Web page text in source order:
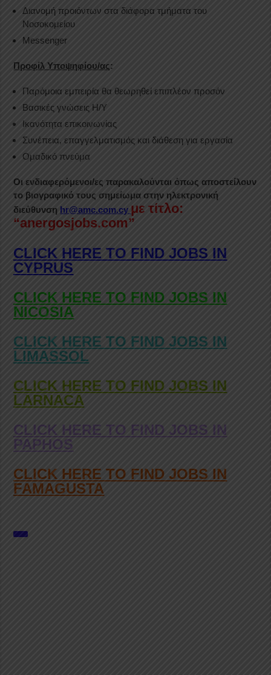
Διανομή προιόντων στα διάφορα τμήματα του
Νοσοκομείου
Messenger
Προφίλ Υποψηφίου/ας:
Παρόμοια εμπειρία θα θεωρηθεί επιπλέον προσόν
Βασικές γνώσεις H/Y
Ικανότητα επικοινωνίας
Συνέπεια, επαγγελματισμός και διάθεση για εργασία
Ομαδικό πνεύμα
Οι ενδιαφερόμενοι/ες παρακαλούνται όπως αποστείλουν
το βιογραφικό τους σημείωμα στην ηλεκτρονική
διεύθυνση hr@amc.com.cy με τίτλο:
“anergosjobs.com”
CLICK HERE TO FIND JOBS IN
CYPRUS
CLICK HERE TO FIND JOBS IN
NICOSIA
CLICK HERE TO FIND JOBS IN
LIMASSOL
CLICK HERE TO FIND JOBS IN
LARNACA
CLICK HERE TO FIND JOBS IN
PAPHOS
CLICK HERE TO FIND JOBS IN
FAMAGUSTA